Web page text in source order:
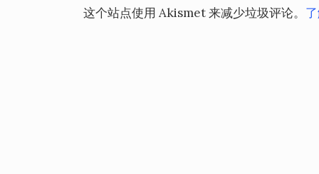
这个站点使用 Akismet 来减少垃圾评论。